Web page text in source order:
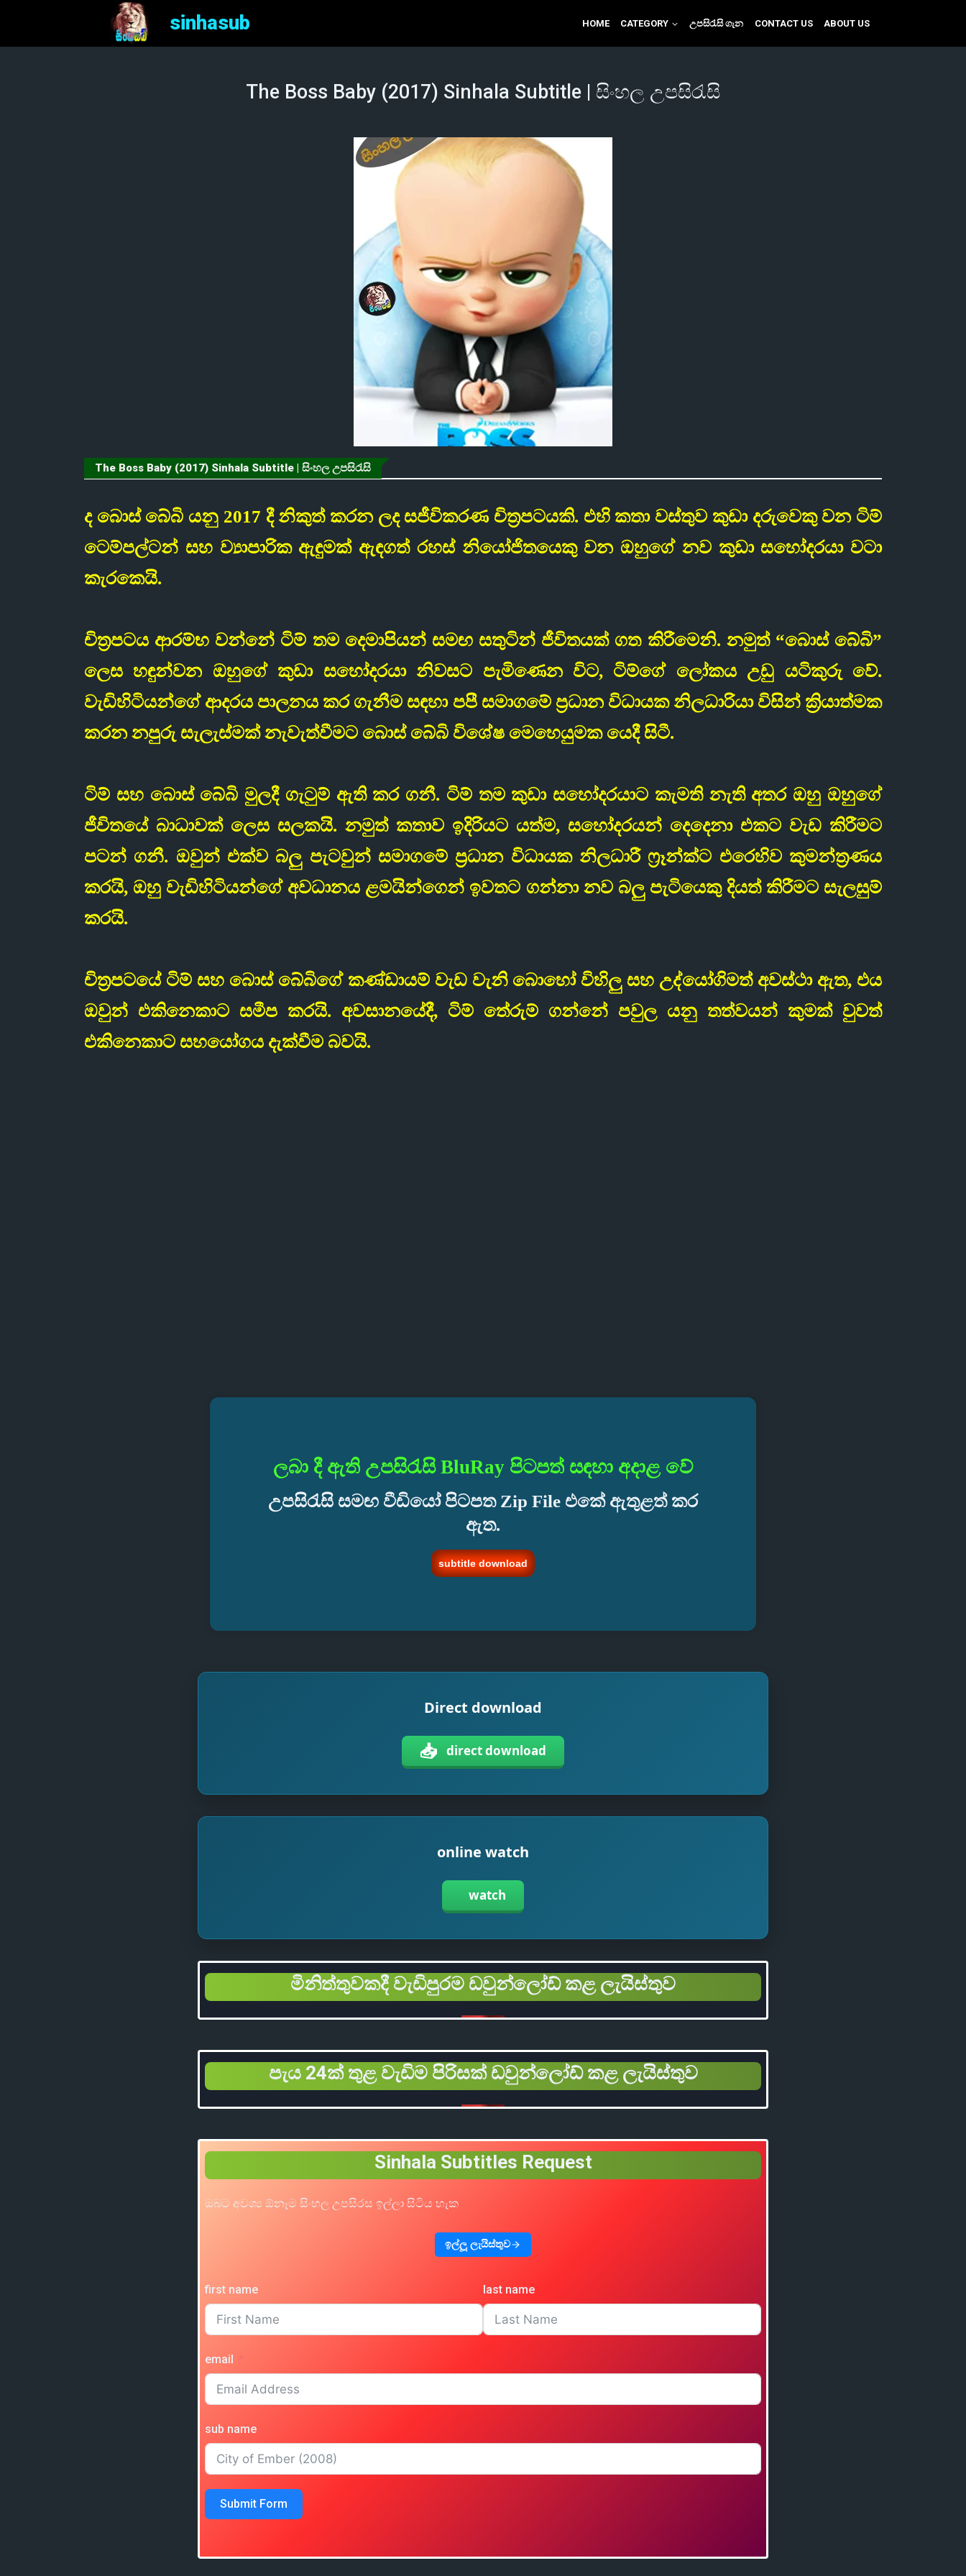
sinhasub HOME CATEGORY උපසිරැසි ගැන CONTACT US ABOUT US
The Boss Baby (2017) Sinhala Subtitle | සිංහල උපසිරැසි
The Boss Baby (2017) Sinhala Subtitle | සිංහල උපසිරැසි
ද බොස් බේබි යනු 2017 දී නිකුත් කරන ලද සජීවිකරණ චිත්‍රපටයකි. එහි කතා වස්තුව කුඩා දරුවෙකු වන ටිම්
ටෙම්පල්ටන් සහ ව්‍යාපාරික ඇඳුමක් ඇඳගත් රහස් නියෝජිතයෙකු වන ඔහුගේ නව කුඩා සහෝදරයා වටා
කැරකෙයි.
චිත්‍රපටය ආරම්භ වන්නේ ටිම් තම දෙමාපියන් සමඟ සතුටින් ජීවිතයක් ගත කිරීමෙනි. නමුත් “බොස් බේබි”
ලෙස හඳුන්වන ඔහුගේ කුඩා සහෝදරයා නිවසට පැමිණෙන විට, ටිම්ගේ ලෝකය උඩු යටිකුරු වේ.
වැඩිහිටියන්ගේ ආදරය පාලනය කර ගැනීම සඳහා පපී සමාගමේ ප්‍රධාන විධායක නිලධාරියා විසින් ක්‍රියාත්මක
කරන නපුරු සැලැස්මක් නැවැත්වීමට බොස් බේබි විශේෂ මෙහෙයුමක යෙදී සිටී.
ටිම් සහ බොස් බේබි මුලදී ගැටුම් ඇති කර ගනී. ටිම් තම කුඩා සහෝදරයාට කැමති නැති අතර ඔහු ඔහුගේ
ජීවිතයේ බාධාවක් ලෙස සලකයි. නමුත් කතාව ඉදිරියට යත්ම, සහෝදරයන් දෙදෙනා එකට වැඩ කිරීමට
පටන් ගනී. ඔවුන් එක්ව බලු පැටවුන් සමාගමේ ප්‍රධාන විධායක නිලධාරී ෆ්‍රෑන්ක්ට එරෙහිව කුමන්ත්‍රණය
කරයි, ඔහු වැඩිහිටියන්ගේ අවධානය ළමයින්ගෙන් ඉවතට ගන්නා නව බලු පැටියෙකු දියත් කිරීමට සැලසුම්
කරයි.
චිත්‍රපටයේ ටිම් සහ බොස් බේබිගේ කණ්ඩායම් වැඩ වැනි බොහෝ විහිලු සහ උද්යෝගිමත් අවස්ථා ඇත, එය
ඔවුන් එකිනෙකාට සමීප කරයි. අවසානයේදී, ටිම් තේරුම් ගන්නේ පවුල යනු තත්වයන් කුමක් වුවත්
එකිනෙකාට සහයෝගය දැක්වීම බවයි.
ලබා දී ඇති උපසිරැසි BluRay පිටපත් සඳහා අදාළ වේ
උපසිරැසි සමඟ වීඩියෝ පිටපත Zip File එකේ ඇතුළත් කර
ඇත.
subtitle download
Direct download
📥 direct download
online watch
watch
මිනිත්තුවකදී වැඩිපුරම ඩවුන්ලෝඩ් කළ ලැයිස්තුව
පැය 24ක් තුළ වැඩිම පිරිසක් ඩවුන්ලෝඩ් කළ ලැයිස්තුව
Sinhala Subtitles Request
ඔබට අවශ්‍ය ඕනෑම සිංහල උපසිරස ඉල්ලා සිටිය හැක
ඉල්ලූ ලැයිස්තුව
first name last name
email
sub name
Submit Form